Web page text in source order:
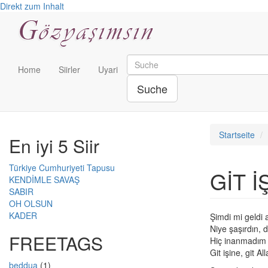
Direkt zum Inhalt
Home Siirler Uyari
Suche
En iyi 5 Siir
Türkiye Cumhuriyeti Tapusu
KENDİMLE SAVAŞ
SABIR
OH OLSUN
KADER
FREETAGS
beddua (1)
Startseite
GİT
Şimdi mi geldi
Niye şaşırdın,
Hiç
Git işine, git